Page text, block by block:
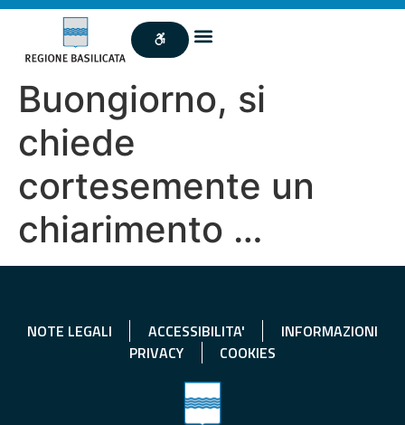
Buongiorno, si
chiede
cortesemente un
chiarimento …
NOTE LEGALI ACCESSIBILITA'
INFORMAZIONI
PRIVACY
COOKIES